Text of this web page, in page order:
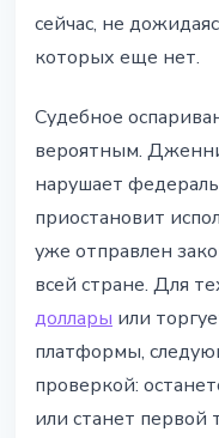
сейчас, не
которых еще нет.
Судебное
вероятным.
нарушает
приостановит
уже отправлен
всей стране. Для
доллары или
платформы,
проверкой:
или станет первой